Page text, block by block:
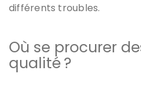
différents troubles.
Où se procurer
qualité ?